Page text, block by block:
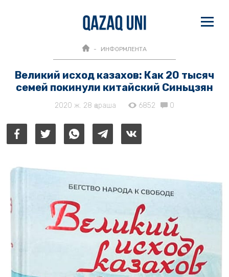
ИНФОРМЛЕНТА
Великий исход казахов: Как 20 тысяч
семей покинули китайский Синьцзян
2020 ж. 28 қараша 6852 0